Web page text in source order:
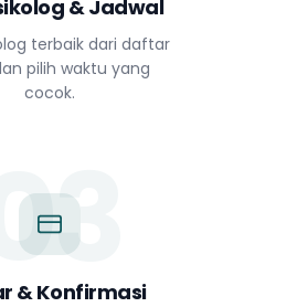
& Jadwal
terbaik dari daftar
pilih waktu yang
cocok.
03
& Konfirmasi